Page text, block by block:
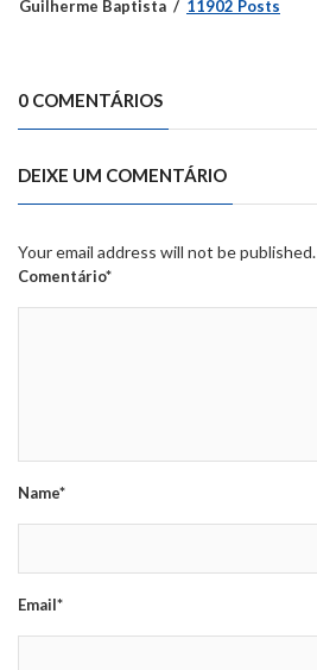
Guilherme Baptista 11902 Posts
0 COMENTÁRIOS
DEIXE UM COMENTÁRIO
Your email address will not be published.
Comentário*
Name*
Email*